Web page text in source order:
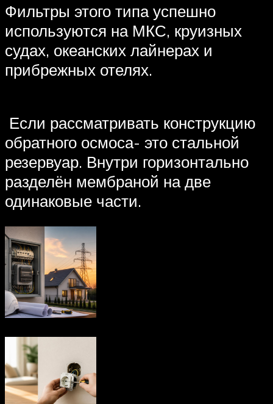
Фильтры этого типа успешно
используются на МКС, круизных
судах, океанских лайнерах и
прибрежных отелях.
Если рассматривать конструкцию
обратного осмоса- это стальной
резервуар. Внутри горизонтально
разделён мембраной на две
одинаковые части.